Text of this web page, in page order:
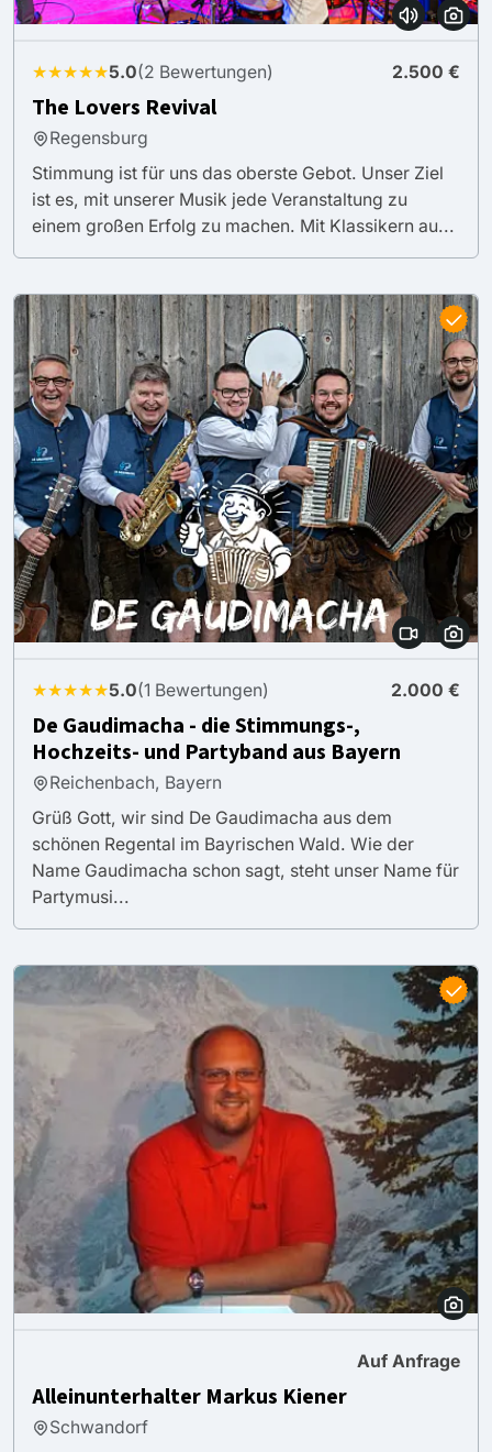
★★★★★5.0(2 Bewertungen) 2.500 €
The Lovers Revival
Regensburg
Stimmung ist für uns das oberste Gebot. Unser Ziel
ist es, mit unserer Musik jede Veranstaltung zu
einem großen Erfolg zu machen. Mit Klassikern au...
★★★★★5.0(1 Bewertungen) 2.000 €
De Gaudimacha - die Stimmungs-,
Hochzeits- und Partyband aus Bayern
Reichenbach, Bayern
Grüß Gott, wir sind De Gaudimacha aus dem
schönen Regental im Bayrischen Wald. Wie der
Name Gaudimacha schon sagt, steht unser Name für
Partymusi...
Auf Anfrage
Alleinunterhalter Markus Kiener
Schwandorf